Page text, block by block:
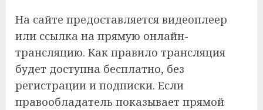
На сайте предоставляется видеоплеер
или ссылка на прямую онлайн-
трансляцию. Как правило трансляция
будет доступна бесплатно, без
регистрации и подписки. Если
правообладатель показывает прямой